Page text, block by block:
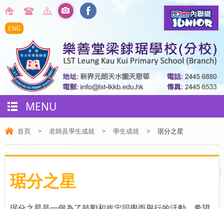
ENG
MENU
首頁 > 老師及學生成就 > 學生成就 > 琚分之星
琚分之星